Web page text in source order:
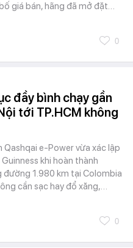
giá bán, hãng đã mở đặt…
0
đầy bình chạy gần
tới TP.HCM không
Qashqai e-Power vừa xác lập
Guinness khi hoàn thành
đường 1.980 km tại Colombia
cần sạc hay đổ xăng,…
0